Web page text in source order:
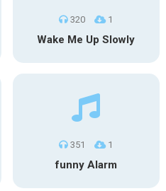
320 1
Wake Me Up Slowly
351 1
funny Alarm